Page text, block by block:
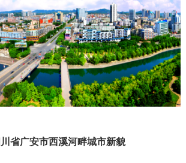
省广安市西溪河畔城市新貌